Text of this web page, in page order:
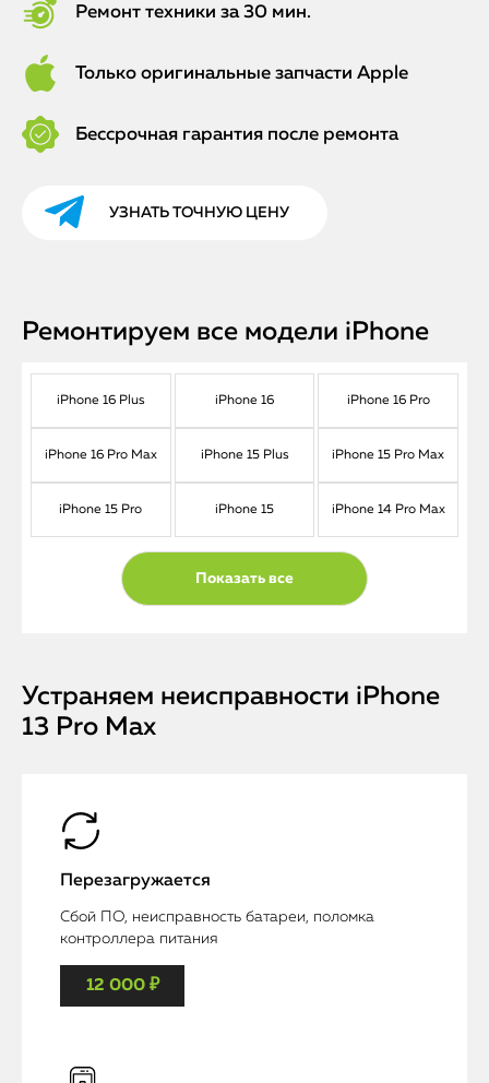
Ремонт техники за 30 мин.
Только оригинальные запчасти Apple
Бессрочная гарантия после ремонта
УЗНАТЬ ТОЧНУЮ ЦЕНУ
Ремонтируем все модели iPhone
iPhone 16 Plus iPhone 16 iPhone 16 Pro
iPhone 16 Pro Max iPhone 15 Plus iPhone 15 Pro Max
iPhone 15 Pro iPhone 15 iPhone 14 Pro Max
Показать все
Устраняем неисправности iPhone
13 Pro Max
Перезагружается
Сбой ПО, неисправность батареи, поломка
контроллера питания
12 000 ₽